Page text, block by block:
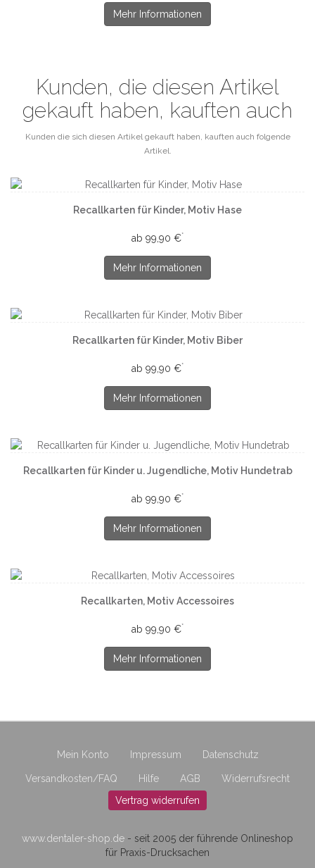
Mehr Informationen
Kunden, die diesen Artikel
gekauft haben, kauften auch
Kunden die sich diesen Artikel gekauft haben, kauften auch folgende
Artikel.
Recallkarten für Kinder, Motiv Hase
ab 99,90 €*
Mehr Informationen
Recallkarten für Kinder, Motiv Biber
ab 99,90 €*
Mehr Informationen
Recallkarten für Kinder u. Jugendliche, Motiv Hundetrab
ab 99,90 €*
Mehr Informationen
Recallkarten, Motiv Accessoires
ab 99,90 €*
Mehr Informationen
Mein Konto Impressum Datenschutz
Versandkosten/FAQ Hilfe AGB
Widerrufsrecht
Vertrag widerrufen
www.dentaler-shop.de - seit 2005 der führende Onlineshop
für Praxis-Drucksachen